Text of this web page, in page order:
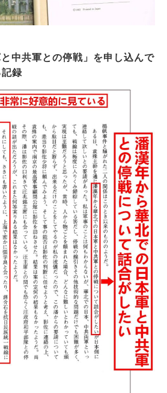
中共軍との停戦」を申し込んで
録